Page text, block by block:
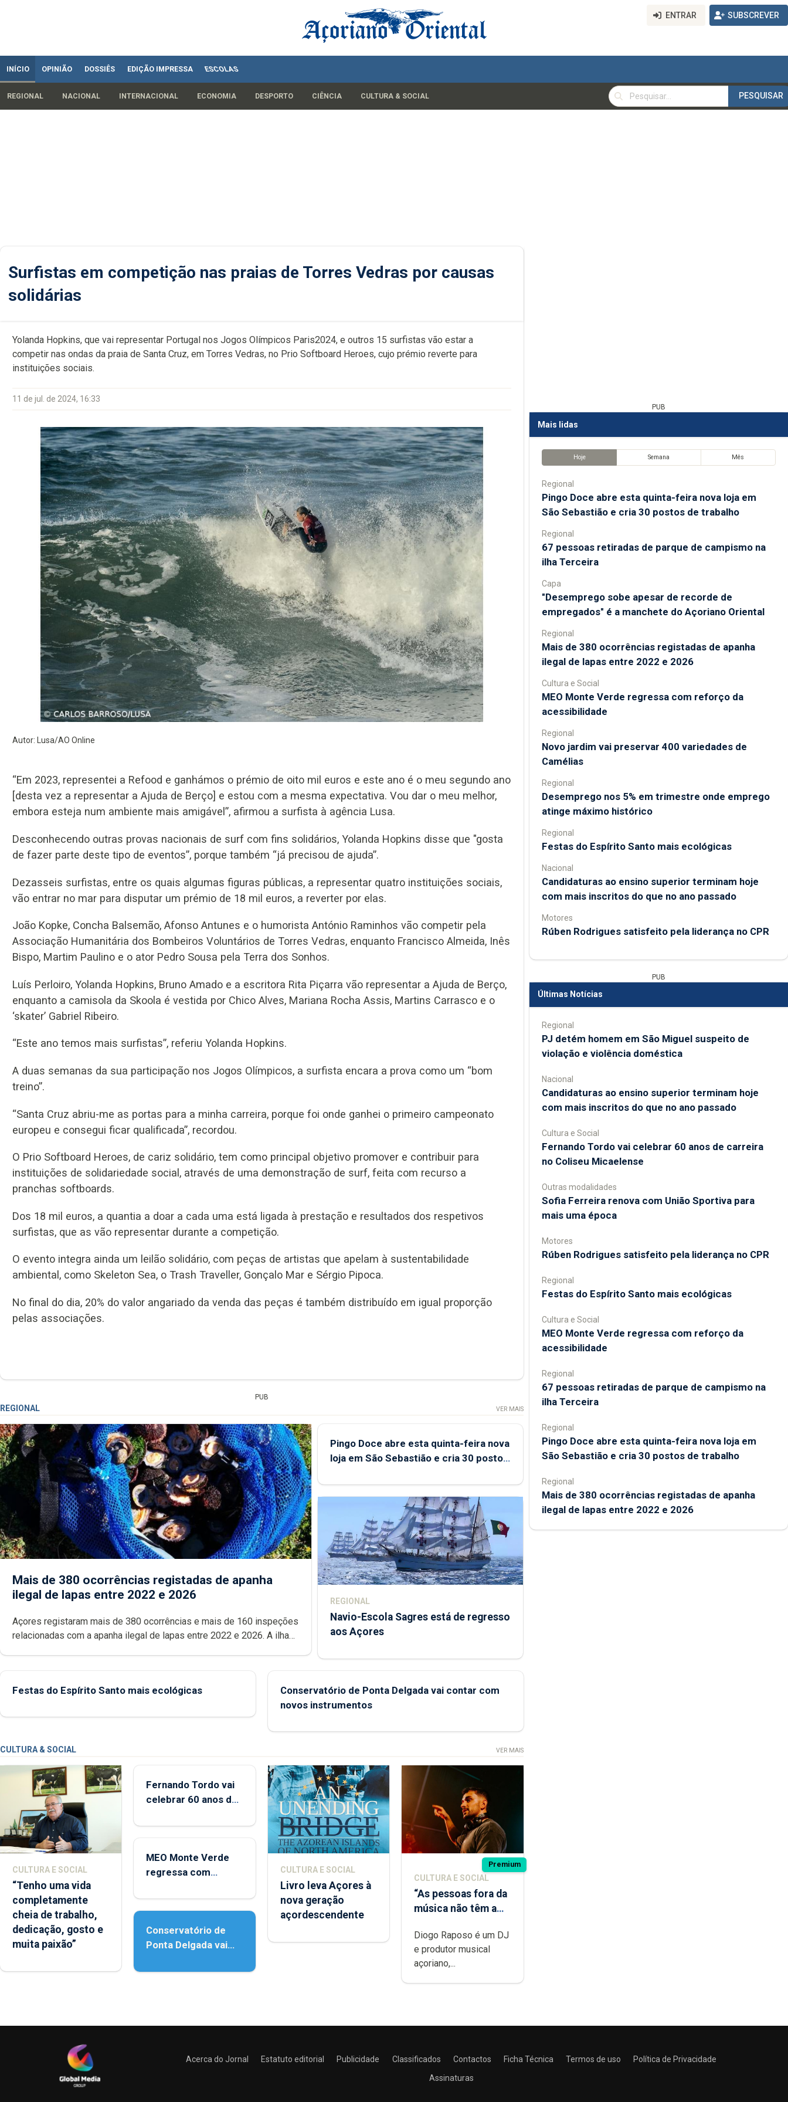
ENTRAR SUBSCREVER
INÍCIO OPINIÃO DOSSIÊS EDIÇÃO IMPRESSA ESCOLAS
REGIONAL NACIONAL INTERNACIONAL ECONOMIA DESPORTO CIÊNCIA CULTURA & SOCIAL
PESQUISAR
PESQUISAR
Surfistas em competição nas praias de Torres Vedras por causas
solidárias
Yolanda Hopkins, que vai representar Portugal nos Jogos Olímpicos Paris2024, e outros 15 surfistas vão estar a
competir nas ondas da praia de Santa Cruz, em Torres Vedras, no Prio Softboard Heroes, cujo prémio reverte para
instituições sociais.
11 de jul. de 2024, 16:33
Autor: Lusa/AO Online
“Em 2023, representei a Refood e ganhámos o prémio de oito mil euros e este ano é o meu segundo ano
[desta vez a representar a Ajuda de Berço] e estou com a mesma expectativa. Vou dar o meu melhor,
embora esteja num ambiente mais amigável”, afirmou a surfista à agência Lusa.
Desconhecendo outras provas nacionais de surf com fins solidários, Yolanda Hopkins disse que "gosta
de fazer parte deste tipo de eventos”, porque também “já precisou de ajuda”.
Dezasseis surfistas, entre os quais algumas figuras públicas, a representar quatro instituições sociais,
vão entrar no mar para disputar um prémio de 18 mil euros, a reverter por elas.
João Kopke, Concha Balsemão, Afonso Antunes e o humorista António Raminhos vão competir pela
Associação Humanitária dos Bombeiros Voluntários de Torres Vedras, enquanto Francisco Almeida, Inês
Bispo, Martim Paulino e o ator Pedro Sousa pela Terra dos Sonhos.
Luís Perloiro, Yolanda Hopkins, Bruno Amado e a escritora Rita Piçarra vão representar a Ajuda de Berço,
enquanto a camisola da Skoola é vestida por Chico Alves, Mariana Rocha Assis, Martins Carrasco e o
‘skater’ Gabriel Ribeiro.
“Este ano temos mais surfistas”, referiu Yolanda Hopkins.
A duas semanas da sua participação nos Jogos Olímpicos, a surfista encara a prova como um “bom
treino”.
“Santa Cruz abriu-me as portas para a minha carreira, porque foi onde ganhei o primeiro campeonato
europeu e consegui ficar qualificada”, recordou.
O Prio Softboard Heroes, de cariz solidário, tem como principal objetivo promover e contribuir para
instituições de solidariedade social, através de uma demonstração de surf, feita com recurso a
pranchas softboards.
Dos 18 mil euros, a quantia a doar a cada uma está ligada à prestação e resultados dos respetivos
surfistas, que as vão representar durante a competição.
O evento integra ainda um leilão solidário, com peças de artistas que apelam à sustentabilidade
ambiental, como Skeleton Sea, o Trash Traveller, Gonçalo Mar e Sérgio Pipoca.
No final do dia, 20% do valor angariado da venda das peças é também distribuído em igual proporção
pelas associações.
PUB
REGIONAL VER MAIS
Mais de 380 ocorrências registadas de apanha
ilegal de lapas entre 2022 e 2026
Açores registaram mais de 380 ocorrências e mais de 160 inspeções
relacionadas com a apanha ilegal de lapas entre 2022 e 2026. A ilha
Pingo Doce abre esta quinta-feira nova
loja em São Sebastião e cria 30 postos
REGIONAL
Navio-Escola Sagres está de regresso
aos Açores
Festas do Espírito Santo mais ecológicas
Conservatório de Ponta Delgada vai contar com
novos instrumentos
CULTURA & SOCIAL VER MAIS
CULTURA E SOCIAL
“Tenho uma vida
completamente
cheia de trabalho,
dedicação, gosto e
muita paixão”
Fernando Tordo vai
celebrar 60 anos de
Micaelense
MEO Monte Verde
regressa com
acessibilidade
Conservatório de
Ponta Delgada vai
instrumentos
CULTURA E SOCIAL
Livro leva Açores à
nova geração
açordescendente
Premium
CULTURA E SOCIAL
“As pessoas fora da
música não têm a
difícil é produzir
uma música”
Diogo Raposo é um DJ
e produtor musical
açoriano,...
PUB
Mais lidas
Hoje Semana Mês
Regional
Pingo Doce abre esta quinta-feira nova loja em
São Sebastião e cria 30 postos de trabalho
Regional
67 pessoas retiradas de parque de campismo na
ilha Terceira
Capa
"Desemprego sobe apesar de recorde de
empregados" é a manchete do Açoriano Oriental
Regional
Mais de 380 ocorrências registadas de apanha
ilegal de lapas entre 2022 e 2026
Cultura e Social
MEO Monte Verde regressa com reforço da
acessibilidade
Regional
Novo jardim vai preservar 400 variedades de
Camélias
Regional
Desemprego nos 5% em trimestre onde emprego
atinge máximo histórico
Regional
Festas do Espírito Santo mais ecológicas
Nacional
Candidaturas ao ensino superior terminam hoje
com mais inscritos do que no ano passado
Motores
Rúben Rodrigues satisfeito pela liderança no CPR
PUB
Últimas Notícias
Regional
PJ detém homem em São Miguel suspeito de
violação e violência doméstica
Nacional
Candidaturas ao ensino superior terminam hoje
com mais inscritos do que no ano passado
Cultura e Social
Fernando Tordo vai celebrar 60 anos de carreira
no Coliseu Micaelense
Outras modalidades
Sofia Ferreira renova com União Sportiva para
mais uma época
Motores
Rúben Rodrigues satisfeito pela liderança no CPR
Regional
Festas do Espírito Santo mais ecológicas
Cultura e Social
MEO Monte Verde regressa com reforço da
acessibilidade
Regional
67 pessoas retiradas de parque de campismo na
ilha Terceira
Regional
Pingo Doce abre esta quinta-feira nova loja em
São Sebastião e cria 30 postos de trabalho
Regional
Mais de 380 ocorrências registadas de apanha
ilegal de lapas entre 2022 e 2026
Acerca do Jornal Estatuto editorial Publicidade Classificados Contactos Ficha Técnica Termos de uso
Política de Privacidade
Assinaturas